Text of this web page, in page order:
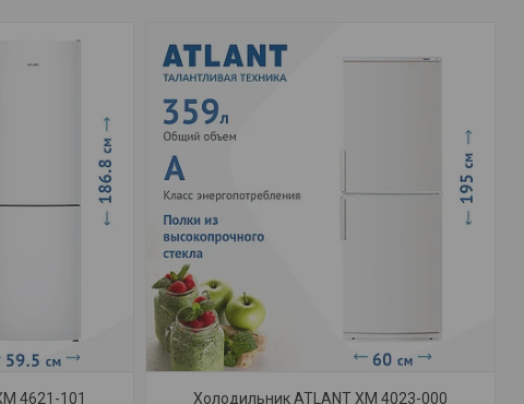
4621-101 Холодильник ATLANT ХМ 4023-000